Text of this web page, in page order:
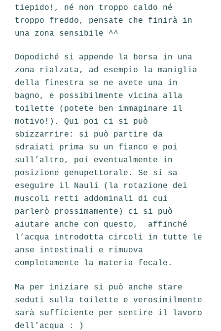
tiepido!, né non troppo caldo né
troppo freddo, pensate che finirà in
una zona sensibile ^^
Dopodiché si appende la borsa in una
zona rialzata, ad esempio la maniglia
della finestra se ne avete una in
bagno, e possibilmente vicina alla
toilette (potete ben immaginare il
motivo!). Qui poi ci si può
sbizzarrire: si può partire da
sdraiati prima su un fianco e poi
sull’altro, poi eventualmente in
posizione genupettorale. Se si sa
eseguire il Nauli (la rotazione dei
muscoli retti addominali di cui
parlerò prossimamente) ci si può
aiutare anche con questo, affinché
l’acqua introdotta circoli in tutte le
anse intestinali e rimuova
completamente la materia fecale.
Ma per iniziare si può anche stare
seduti sulla toilette e verosimilmente
sarà sufficiente per sentire il lavoro
dell’acqua : )